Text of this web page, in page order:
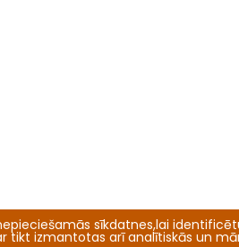
sīkdatnes,lai
tikt izmantotas arī analītiskās un